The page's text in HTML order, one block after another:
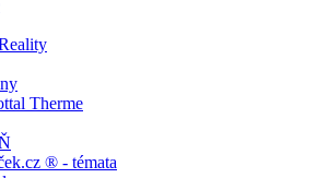
Therme
® - témata